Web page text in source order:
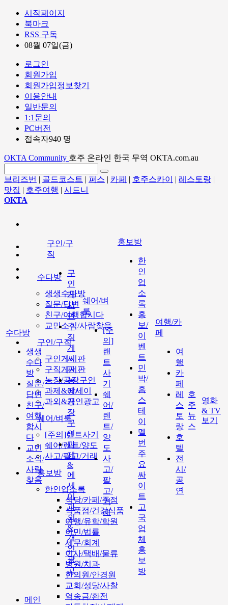
시작페이지
북마크
RSS 구독
08월 07일(금)
로그인
회원가입
회원가입정보찾기
이용안내
일반문의
1:1문의
PC버전
접속자940 명
OKTA Community 호주 온라인 한국 무역 OKTA.com.au
브리즈번 | 골드코스트 | 퍼스 | 카페 | 호주스카이 | 레스토랑 |
맛집 | 호주여행 | 시드니
OKTA
수다방
생생수다방
질문/답변
친구/여행합시다
교민소식/사람찾음
구인/구직
구인게시판
구직게시판
농장/공장구인
과제&에세이
과외&개인광고
쉐어/벼룩
[주의]랜트사기
쉐어/렌트/양도
사고/팔고/거래
홍보방
한인업소록
식당/카페/주점
식품점/건강식품
여행/유학/학원
이민/법률
세무/회계
이사/택배/물류
병원/치과
한의원/안경원
교회/성당/사찰
역송금/환전
수다방
생생
수다
방
질문/
답변
친구/
여행
합시
다
교민
소식/
사람
찾음
구인/구
직
구
인
게
시
판
구
직
게
시
판
농
장/
공
장
구
인
과
제
&
에
세
이
과
외
&
개
인
광
고
쉐어/벼
룩
[주
의]
랜
트
사
기
쉐
어/
렌
트/
양
도
사
고/
팔
고/
거
래
홍보방
한
인
업
소
록
홍
보/
이
벤
트
민
박/
홈
스
테
이
멜
번
주
요
싸
이
트
고
국
업
체
홍
보
방
여행/카
페
여
행
카
페
레
스
토
랑
호
텔
전
시/
공
연
호
주
뉴
스
영화
& TV
보기
메인